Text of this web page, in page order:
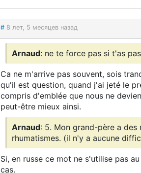
# 8 лет, 5 месяцев назад
Arnaud: ne te force pas si t'as
Ca ne m'arrive pas souvent, sois
qu'il est question, quand j'ai jeté le
compris d'emblée que nous ne
peut-être mieux ainsi.
Arnaud: 5. Mon grand-père a
rhumatismes. (il n'y a aucune
Si, en russe ce mot ne s'utilise pas
cas.